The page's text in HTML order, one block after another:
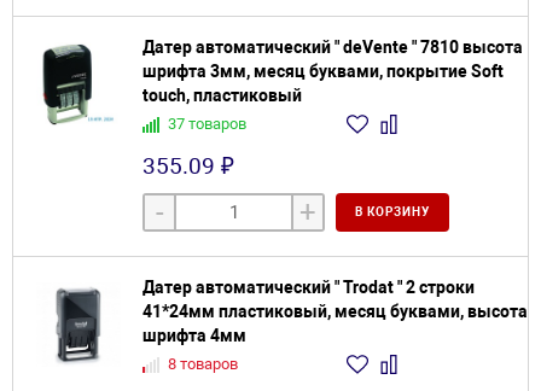
Датер автоматический " deVente " 7810 высота
шрифта 3мм, месяц буквами, покрытие Soft
touch, пластиковый
37 товаров
355.09 ₽
- + В КОРЗИНУ
Датер автоматический " Trodat " 2 строки
41*24мм пластиковый, месяц буквами, высота
шрифта 4мм
8 товаров